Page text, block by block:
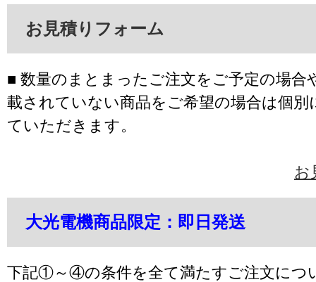
お見積りフォーム
■ 数量のまとまったご注文をご予定の場合
載されていない商品をご希望の場合は個別
ていただきます。
お
大光電機商品限定：即日発送
下記①～④の条件を全て満たすご注文につ